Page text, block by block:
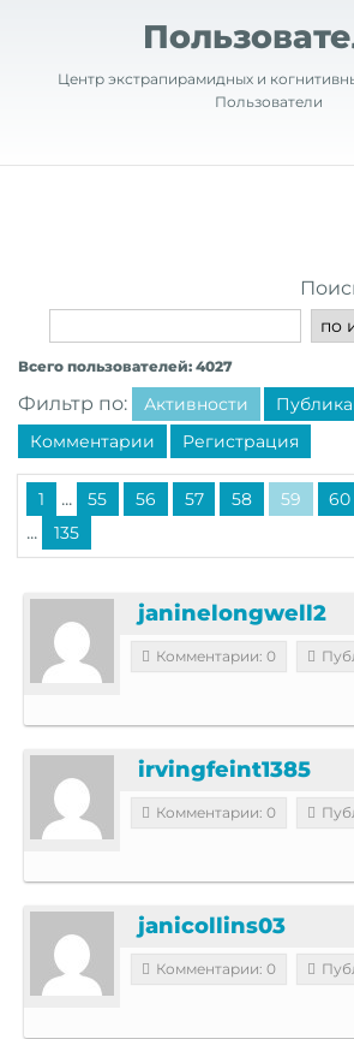
Центр экстрапирамидных и
Пользователи
Всего пользователей: 4027
Фильтр по: Активности
Комментарии
Регистрация
1 ... 55 56 57 58 59 60
... 135
janinelongwell2
Комментарии: 0
irvingfeint1385
Комментарии: 0
janicollins03
Комментарии: 0